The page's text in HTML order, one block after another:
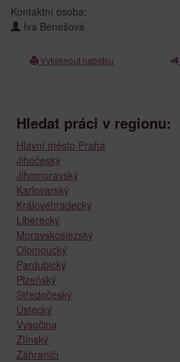
Kontaktní osoba:
Iva Benešová
Vytisknout nabídku
Hledat práci v regionu:
Hlavní město Praha
Jihočeský
Jihomoravský
Karlovarský
Královéhradecký
Liberecký
Moravskoslezský
Olomoucký
Pardubický
Plzeňský
Středočeský
Ústecký
Vysočina
Zlínský
Zahraničí